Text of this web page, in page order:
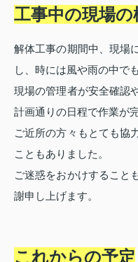
工事中の現場の
解体工事の期間中、現場
し、時には風や雨の中で
現場の管理者が安全確認
計画通りの日程で作業が
ご近所の方々もとても協
こともありました。
ご迷惑をおかけすること
謝申し上げます。
これからの予定